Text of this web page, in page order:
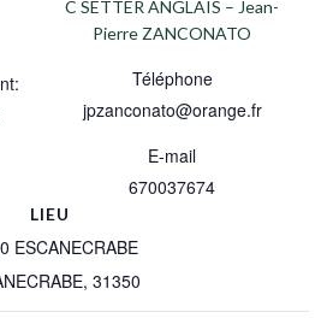
LIEU
ESCANECRABE
, 31350
C SETTER ANGLAIS – Jean-
Pierre ZANCONATO
Téléphone
jpzanconato@orange.fr
E-mail
670037674